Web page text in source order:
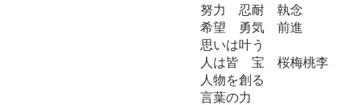
努力 忍耐 執念
希望 勇気 前進
思いは叶う
人は皆 宝 桜梅桃李
人物を創る
言葉の力